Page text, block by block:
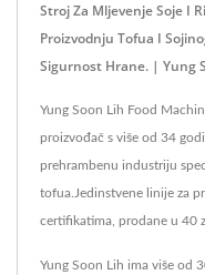
Stroj Za Mljevenje Soje I
Proizvodnju Tofua I
Sigurnost Hrane. | Yung
Yung Soon Lih Food
proizvođač s više od 34
prehrambenu industriju
tofua.Jedinstvene linije za
certifikatima, prodane u 40
Yung Soon Lih ima više od